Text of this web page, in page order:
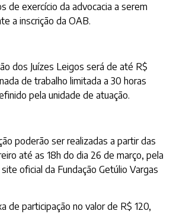
de exercício da advocacia a serem
a inscrição da OAB.
dos Juízes Leigos será de até R$
de trabalho limitada a 30 horas
pela unidade de atuação.
poderão ser realizadas a partir das
até as 18h do dia 26 de março, pela
oficial da Fundação Getúlio Vargas
de participação no valor de R$ 120,